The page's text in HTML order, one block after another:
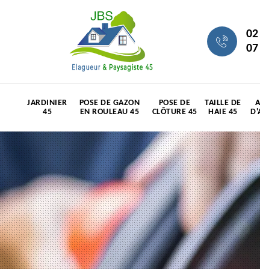
JARDINIER
45
POSE DE GAZON
EN ROULEAU 45
POSE DE
CLÔTURE 45
TAILLE DE
HAIE 45